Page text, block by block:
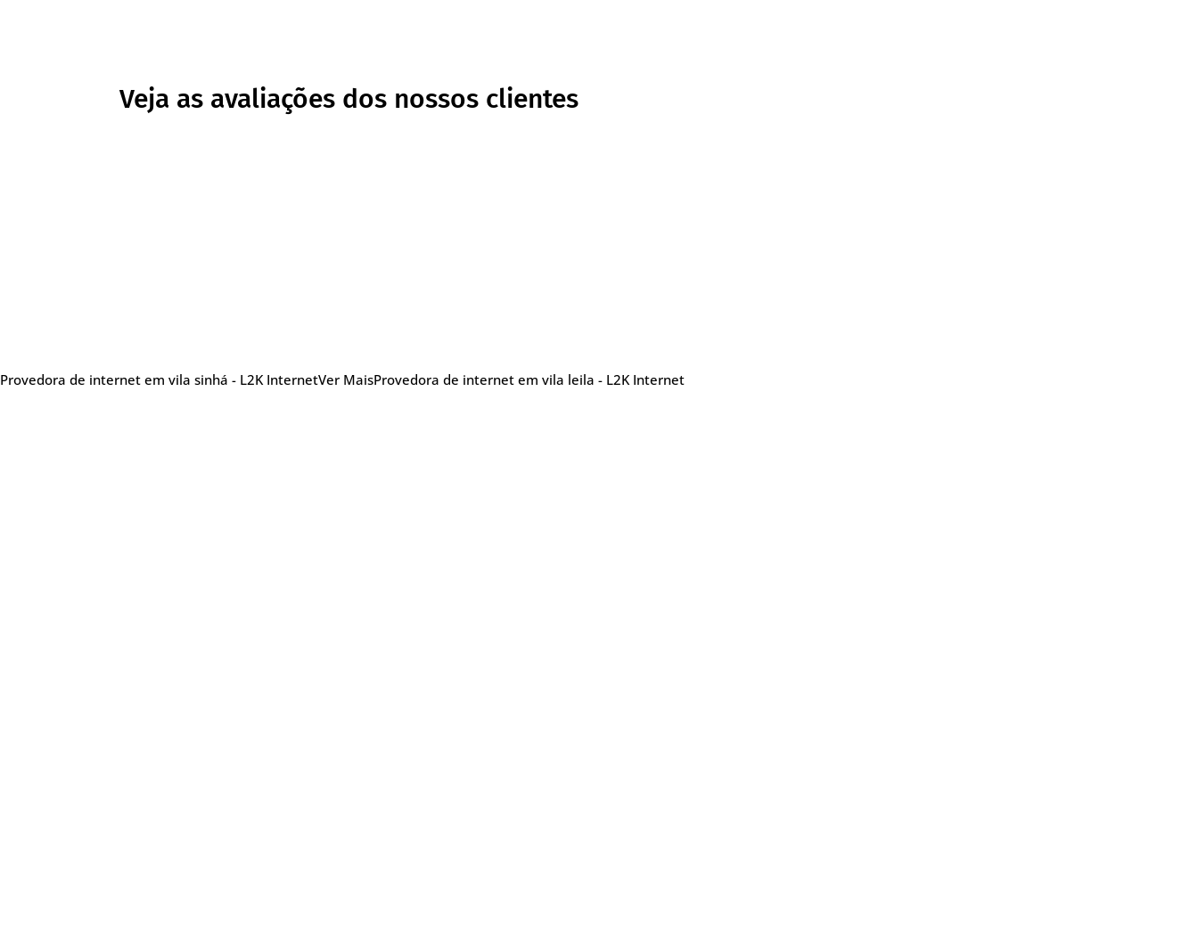
Veja as avaliações dos nossos clientes
Provedora de internet em vila sinhá - L2K InternetVer MaisProvedora de internet em vila leila - L2K Internet